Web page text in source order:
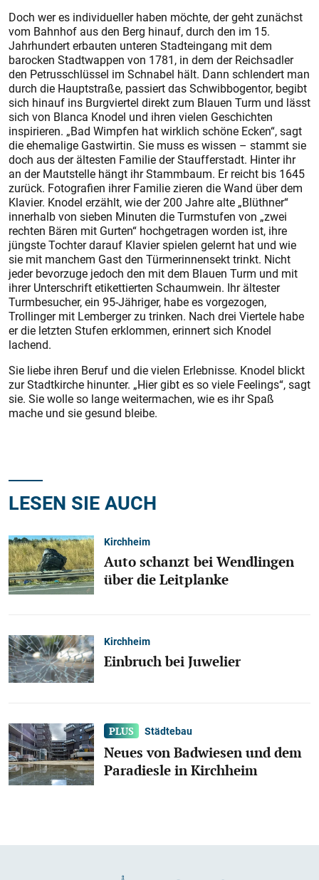
Doch wer es individueller haben möchte, der geht zunächst
vom Bahnhof aus den Berg hinauf, durch den im 15.
Jahrhundert erbauten unteren Stadteingang mit dem
barocken Stadtwappen von 1781, in dem der Reichsadler
den Petrusschlüssel im Schnabel hält. Dann schlendert man
durch die Hauptstraße, passiert das Schwibbogentor, begibt
sich hinauf ins Burgviertel direkt zum Blauen Turm und lässt
sich von Blanca Knodel und ihren vielen Geschichten
inspirieren. „Bad Wimpfen hat wirklich schöne Ecken“, sagt
die ehemalige Gastwirtin. Sie muss es wissen – stammt sie
doch aus der ältesten Familie der Staufferstadt. Hinter ihr
an der Mautstelle hängt ihr Stammbaum. Er reicht bis 1645
zurück. Fotografien ihrer Familie zieren die Wand über dem
Klavier. Knodel erzählt, wie der 200 Jahre alte „Blüthner“
innerhalb von sieben Minuten die Turmstufen von „zwei
rechten Bären mit Gurten“ hochgetragen worden ist, ihre
jüngste Tochter darauf Klavier spielen gelernt hat und wie
sie mit manchem Gast den Türmerinnensekt trinkt. Nicht
jeder bevorzuge jedoch den mit dem Blauen Turm und mit
ihrer Unterschrift etikettierten Schaumwein. Ihr ältester
Turmbesucher, ein 95-Jähriger, habe es vorgezogen,
Trollinger mit Lemberger zu trinken. Nach drei Viertele habe
er die letzten Stufen erklommen, erinnert sich Knodel
lachend.
Sie liebe ihren Beruf und die vielen Erlebnisse. Knodel blickt
zur Stadtkirche hinunter. „Hier gibt es so viele Feelings“, sagt
sie. Sie wolle so lange weitermachen, wie es ihr Spaß
mache und sie gesund bleibe.
LESEN SIE AUCH
Kirchheim
Auto schanzt bei Wendlingen
über die Leitplanke
Kirchheim
Einbruch bei Juwelier
Städtebau
Neues von Badwiesen und dem
Paradiesle in Kirchheim